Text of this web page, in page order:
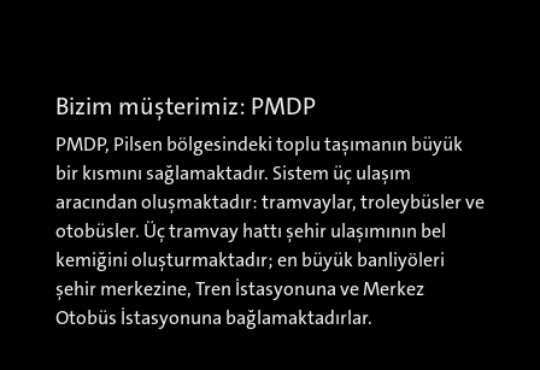
Bizim müşterimiz: PMDP
PMDP, Pilsen bölgesindeki toplu taşımanın büyük
bir kısmını sağlamaktadır. Sistem üç ulaşım
aracından oluşmaktadır: tramvaylar, troleybüsler ve
otobüsler. Üç tramvay hattı şehir ulaşımının bel
kemiğini oluşturmaktadır; en büyük banliyöleri
şehir merkezine, Tren İstasyonuna ve Merkez
Otobüs İstasyonuna bağlamaktadırlar.